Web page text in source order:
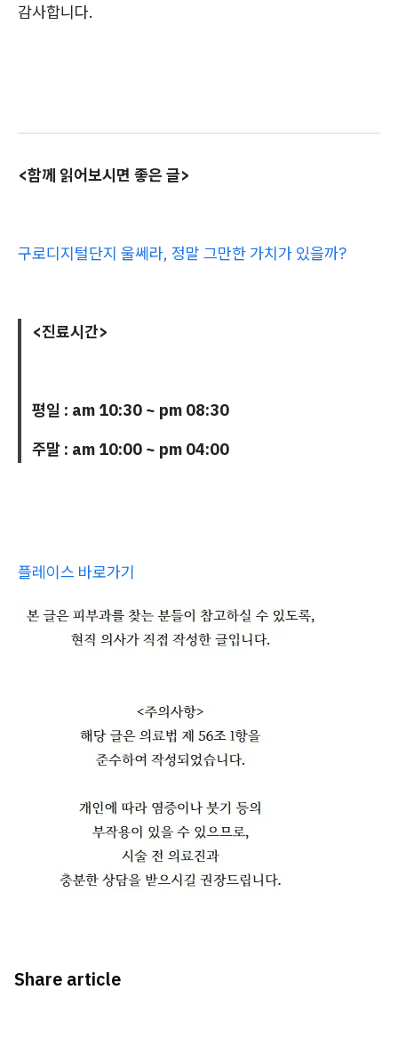
감사합니다.
<함께 읽어보시면 좋은 글>
구로디지털단지 울쎄라, 정말 그만한 가치가 있을까?
<진료시간>
평일 : am 10:30 ~ pm 08:30
주말 : am 10:00 ~ pm 04:00
플레이스 바로가기
Share article